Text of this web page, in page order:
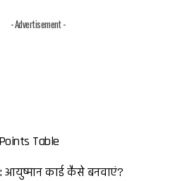
- Advertisement -
Table
आयुष्मान कार्ड कैसे बनवाएं?